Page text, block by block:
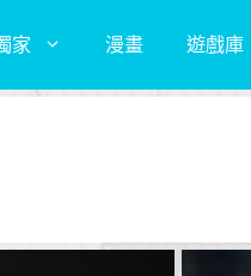
家 漫畫 遊戲庫